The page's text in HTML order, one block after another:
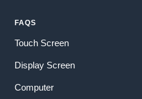
FAQS
Touch Screen
Display Screen
Computer